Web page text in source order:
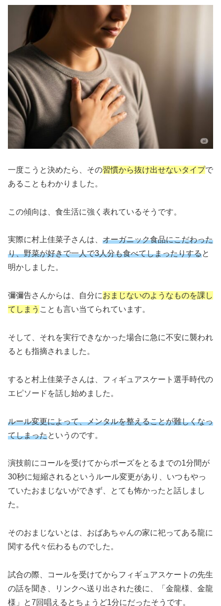
一度こうと決めたら、その習慣から抜け出せないタイプで
あることもわかりました。
この傾向は、食生活に強く表れているそうです。
実際に村上佳菜子さんは、 オーガニック食品にこだわった
り、野菜が好きで一人で3人分も食べてしまったりすると
明かしました。
彌彌告さんからは、自分におまじないのようなものを課し
てしまう ことも言い当てられています。
そして、それを実行できなかった場合に急に不安に襲われ
るとも指摘されました。
すると村上佳菜子さんは、フィギュアスケート選手時代の
エピソードを話し始めました。
ルール変更によって、メンタルを整えることが難しくなっ
てしまったというのです。
演技前にコールを受けてからポーズをとるまでの1分間が
30秒に短縮されるというルール変更があり、いつもやっ
ていたおまじないができず、とても怖かったと話しまし
た。
そのおまじないとは、おばあちゃんの家に祀ってある龍に
関する代々伝わるものでした。
試合の際、コールを受けてからフィギュアスケートの先生
の話を聞き、リンクへ送り出された後に、「金龍様、金龍
様」と7回唱えるとちょうど1分にだったそうです。